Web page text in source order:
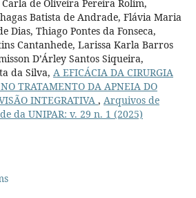
de Oliveira Pereira Rolim,
Batista de Andrade, Flávia Maria
Dias, Thiago Pontes da Fonseca,
Cantanhede, Larissa Karla Barros
D’Árley Santos Siqueira,
da Silva, A EFICÁCIA DA CIRURGIA
TRATAMENTO DA APNEIA DO
INTEGRATIVA , Arquivos de
da UNIPAR: v. 29 n. 1 (2025)